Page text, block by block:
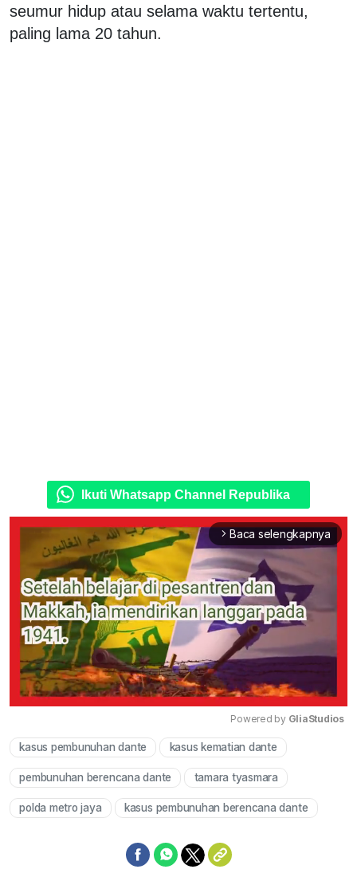
seumur hidup atau selama waktu tertentu,
paling lama 20 tahun.
Ikuti Whatsapp Channel Republika
arrow_forward_ios Baca selengkapnya
Powered by GliaStudios
kasus pembunuhan dante kasus kematian dante
pembunuhan berencana dante tamara tyasmara
polda metro jaya kasus pembunuhan berencana dante